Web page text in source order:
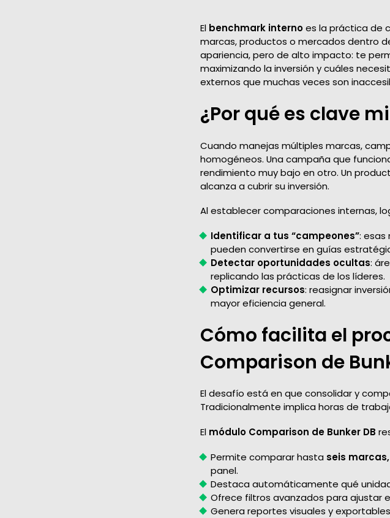
El benchmark internoes la práctica de
marcas, productos o mercados dentro
apariencia, pero de alto impacto: te
maximizando la inversión y cuáles
externos que muchas veces son
¿Por qué es clave
Cuando manejas múltiples marcas,
homogéneos. Una campaña que
rendimiento muy bajo en otro. Un
alcanza a cubrir su inversión.
Al establecer comparaciones internas,
Identificar a tus “campeones”: esas
pueden convertirse en guías
Detectar oportunidades ocultas:
replicando las prácticas de los líderes.
Optimizar recursos: reasignar
mayor eficiencia general.
Cómo facilita el
Comparison de
El desafío está en que consolidar y
Tradicionalmente implica horas de
El módulo Comparison de Bunker DB
Permite comparar hasta seis
panel.
Destaca automáticamente qué
Ofrece filtros avanzados para ajustar
Genera reportes visuales y